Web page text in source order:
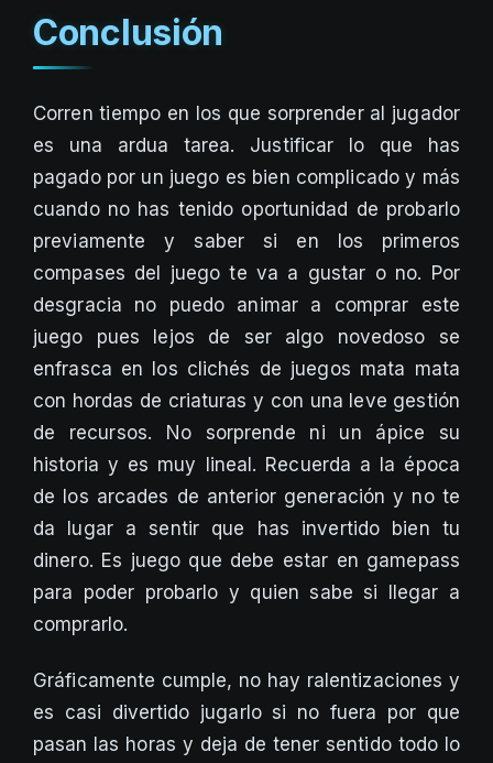
Conclusión
Corren tiempo en los que sorprender al jugador
es una ardua tarea. Justificar lo que has
pagado por un juego es bien complicado y más
cuando no has tenido oportunidad de probarlo
previamente y saber si en los primeros
compases del juego te va a gustar o no. Por
desgracia no puedo animar a comprar este
juego pues lejos de ser algo novedoso se
enfrasca en los clichés de juegos mata mata
con hordas de criaturas y con una leve gestión
de recursos. No sorprende ni un ápice su
historia y es muy lineal. Recuerda a la época
de los arcades de anterior generación y no te
da lugar a sentir que has invertido bien tu
dinero. Es juego que debe estar en gamepass
para poder probarlo y quien sabe si llegar a
comprarlo.
Gráficamente cumple, no hay ralentizaciones y
es casi divertido jugarlo si no fuera por que
pasan las horas y deja de tener sentido todo lo